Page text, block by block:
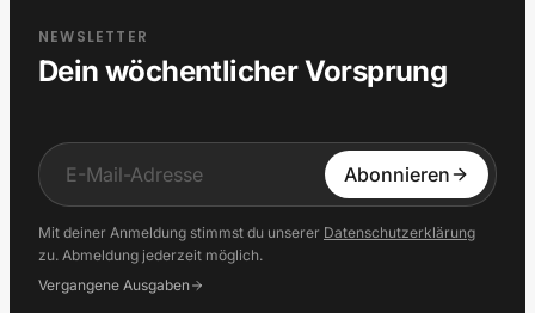
NEWSLETTER
Dein wöchentlicher Vorsprung
Input Abonnieren
Mit deiner Anmeldung stimmst du unserer Datenschutzerklärung
zu. Abmeldung jederzeit möglich.
Vergangene Ausgaben